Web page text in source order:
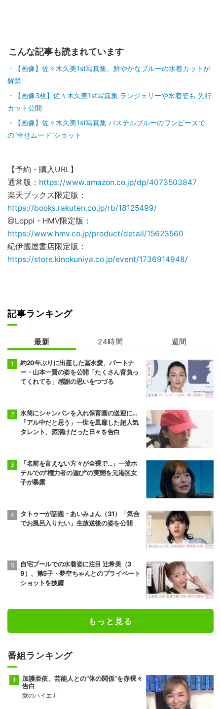
こんな記事も読まれています
【画像】佐々木久美1st写真集、鮮やかなブルーの水着カットが
解禁
【画像3枚】佐々木久美1st写真集 ランジェリーや水着姿も 先行
カット公開
【画像】佐々木久美1st写真集 パステルブルーのワンピースで
の“幸せムード”ショット
【予約・購入URL】
通常版： https://www.amazon.co.jp/dp/4073503847
楽天ブックス限定版：
https://books.rakuten.co.jp/rb/18125499/
@Loppi・HMV限定版：
https://www.hmv.co.jp/product/detail/15623560
紀伊國屋書店限定版：
https://store.kinokuniya.co.jp/event/1736914948/
記事ランキング
最新 24時間 週間
約20年ぶりに出産した冨永愛、パートナ
ー・山本一賢の姿を公開「たくさん背負っ
てくれてる」感謝の思いをつづる
水筒にシャンパンを入れ保育園の送迎に…
「アル中だと思う」一世を風靡した超人気
タレント、酒漬けだった日々を告白
「名前を言えない方々が全裸で…」一流ホ
テルでの"権力者の遊び"の実態を元港区女
子が暴露
タトゥーが話題・あいみょん（31）「気合
でお風呂入りたい」生放送後の姿を公開
自宅プールでの水着姿に注目 辻希美（3
9）、第5子・夢空ちゃんとのプライベート
ショットを披露
もっと見る
番組ランキング
加護亜依、芸能人との“体の関係”を赤裸々
告白
愛のハイエナ